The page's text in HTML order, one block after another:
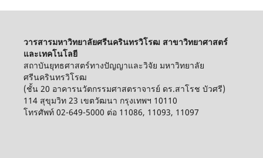
วารสารมหาวิทยาลัยศรีนครินทรวิโรฒ สาขาวิทยาศาสตร์
และเทคโนโลยี
สถาบันยุทธศาสตร์ทางปัญญาและวิจัย มหาวิทยาลัย
ศรีนครินทรวิโรฒ
(ชั้น 20 อาคารนวัตกรรมศาสตราจารย์ ดร.สาโรช บัวศรี)
114 สุขุมวิท 23 เขตวัฒนา กรุงเทพฯ 10110
โทรศัพท์ 02-649-5000 ต่อ 11086, 11093, 11097